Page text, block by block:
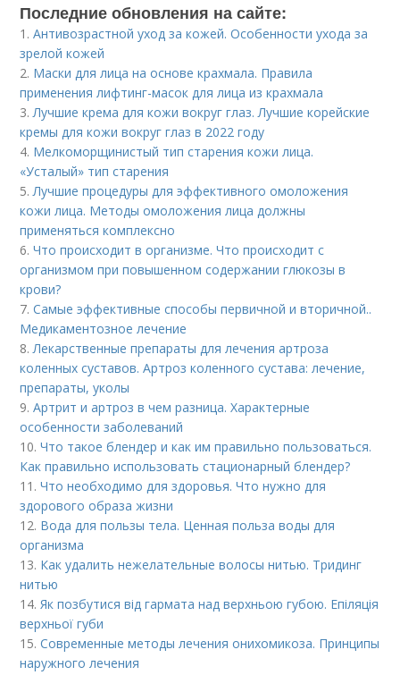
Последние обновления на сайте:
1.Антивозрастной уход за кожей. Особенности ухода за
зрелой кожей
2. Маски для лица на основе крахмала. Правила
применения лифтинг-масок для лица из крахмала
3.Лучшие крема для кожи вокруг глаз. Лучшие корейские
кремы для кожи вокруг глаз в 2022 году
4. Мелкоморщинистый тип старения кожи лица.
«Усталый» тип старения
5.Лучшие процедуры для эффективного омоложения
кожи лица. Методы омоложения лица должны
применяться комплексно
6.Что происходит в организме. Что происходит с
организмом при повышенном содержании глюкозы в
крови?
7.Самые эффективные способы первичной и вторичной..
Медикаментозное лечение
8.Лекарственные препараты для лечения артроза
коленных суставов. Артроз коленного сустава: лечение,
препараты, уколы
9.Артрит и артроз в чем разница. Характерные
особенности заболеваний
10.Что такое блендер и как им правильно пользоваться.
Как правильно использовать стационарный блендер?
11.Что необходимо для здоровья. Что нужно для
здорового образа жизни
12. Вода для пользы тела. Ценная польза воды для
организма
13. Как удалить нежелательные волосы нитью. Тридинг
нитью
14.Як позбутися від гармата над верхньою губою. Епіляція
верхньої губи
15.Современные методы лечения онихомикоза. Принципы
наружного лечения